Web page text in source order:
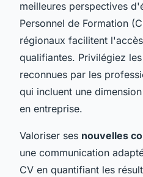
meilleures perspectives
Personnel de Formation
régionaux facilitent
qualifiantes. Privilégiez
reconnues par les
qui incluent une
en entreprise.
Valoriser ses nouvelles
une communication
CV en quantifiant les